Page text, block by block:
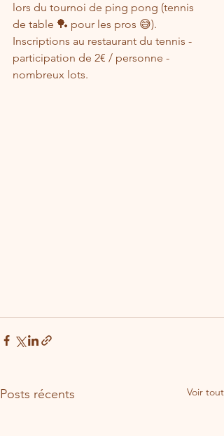
lors du tournoi de ping pong (tennis
de table 🏓 pour les pros 😅).
Inscriptions au restaurant du tennis -
participation de 2€ / personne -
nombreux lots.
Posts récents Voir tout